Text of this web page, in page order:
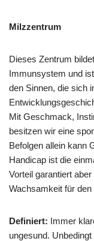
Milzzentrum
Dieses Zentrum
Immunsystem und
den Sinnen, die sich
Mit Geschmack,
besitzen wir eine
Befolgen allein kann
Handicap ist die
Vorteil garantiert
Wachsamkeit für
Definiert: Immer
ungesund.